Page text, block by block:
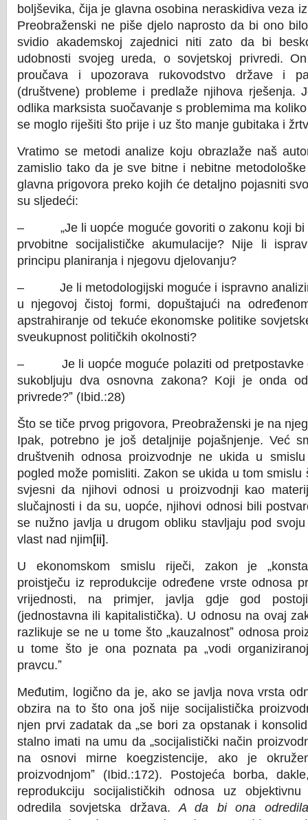
boljševika, čija je glavna osobina neraskidiva veza
Preobraženski ne piše djelo naprosto da bi ono
svidio akademskoj zajednici niti zato da bi
udobnosti svojeg ureda, o sovjetskoj privredi.
proučava i upozorava rukovodstvo države i
(društvene) probleme i predlaže njihova rješenja.
odlika marksista suočavanje s problemima ma
se moglo riješiti što prije i uz što manje gubitaka i
Vratimo se metodi analize koju obrazlaže naš
zamislio tako da je sve bitne i nebitne
glavna prigovora preko kojih će detaljno pojasniti
su sljedeći:
– „Je li uopće moguće govoriti o zakonu koji bi
prvobitne socijalističke akumulacije? Nije li
principu planiranja i njegovu djelovanju?
– Je li metodologijski moguće i ispravno
u njegovoj čistoj formi, dopuštajući na
apstrahiranje od tekuće ekonomske politike
sveukupnost političkih okolnosti?
– Je li uopće moguće polaziti od pretpostavke
sukobljuju dva osnovna zakona? Koji je onda
privrede?ˮ (Ibid.:28)
Što se tiče prvog prigovora, Preobraženski je na
Ipak, potrebno je još detaljnije pojašnjenje. Već
društvenih odnosa proizvodnje ne ukida u
pogled može pomisliti. Zakon se ukida u tom smislu
svjesni da njihovi odnosi u proizvodnji kao
slučajnosti i da su, uopće, njihovi odnosi bili
se nužno javlja u drugom obliku stavljaju pod
vlast nad njim[ii].
U ekonomskom smislu riječi, zakon je
proistječu iz reprodukcije određene vrste odnosa
vrijednosti, na primjer, javlja gdje god
(jednostavna ili kapitalistička). U odnosu na ovaj
razlikuje se ne u tome što „kauzalnostˮ odnosa
u tome što je ona poznata pa „vodi
pravcu.ˮ
Međutim, logično da je, ako se javlja nova vrsta
obzira na to što ona još nije socijalistička
njen prvi zadatak da „se bori za opstanak i
stalno imati na umu da „socijalistički način
na osnovi mirne koegzistencije, ako je
proizvodnjomˮ (Ibid.:172). Postojeća borba,
reprodukciju socijalističkih odnosa uz
odredila sovjetska država.A da bi ona